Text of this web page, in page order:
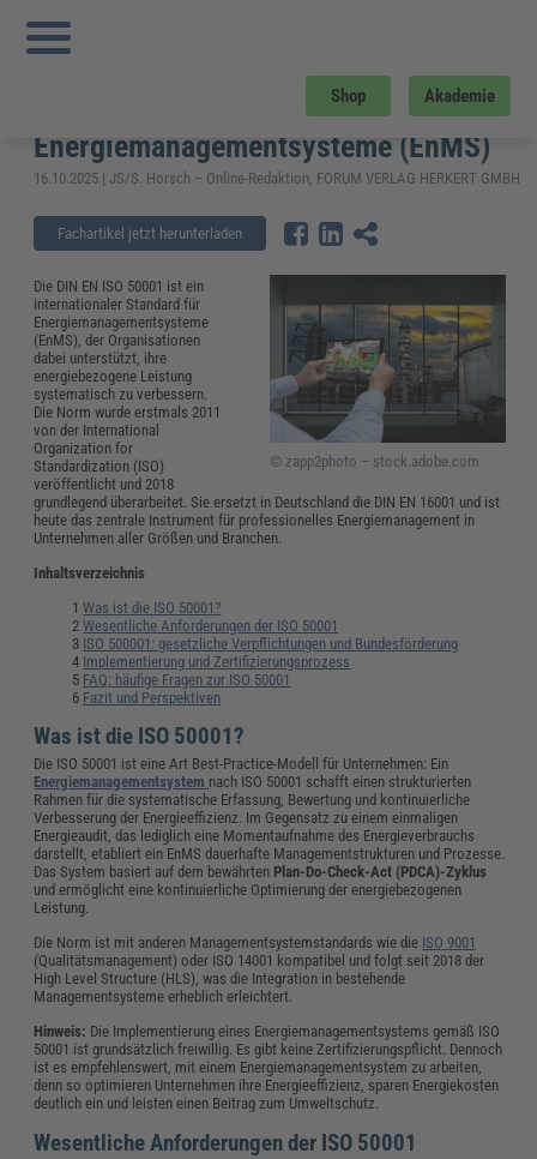
Shop Akademie
Sie sind hier:
internationale Standard für Energiemanagementsysteme (EnMS)
ISO 50001: der internationale
Energiemanagementsysteme (EnMS)
16.10.2025 | JS/S. Horsch – Online-Redaktion, FORUM VERLAG HERKERT GMBH
Fachartikel jetzt herunterladen
© zapp2photo – stock.adobe.com
Die DIN EN ISO 50001 ist ein
internationaler Standard für
Energiemanagementsysteme
(EnMS), der Organisationen
dabei unterstützt, ihre
energiebezogene Leistung
systematisch zu verbessern.
Die Norm wurde erstmals 2011
von der International
Organization for
Standardization (ISO)
veröffentlicht und 2018
grundlegend überarbeitet. Sie ersetzt in Deutschland die DIN EN 16001 und ist
heute das zentrale Instrument für professionelles Energiemanagement in
Unternehmen aller Größen und Branchen.
Inhaltsverzeichnis
Was ist die ISO 50001?
Wesentliche Anforderungen der ISO 50001
ISO 500001: gesetzliche Verpflichtungen und Bundesförderung
Implementierung und Zertifizierungsprozess
FAQ: häufige Fragen zur ISO 50001
Fazit und Perspektiven
Was ist die ISO 50001?
Die ISO 50001 ist eine Art Best-Practice-Modell für Unternehmen: Ein
Energiemanagementsystem nach ISO 50001 schafft einen strukturierten
Rahmen für die systematische Erfassung, Bewertung und kontinuierliche
Verbesserung der Energieeffizienz. Im Gegensatz zu einem einmaligen
Energieaudit, das lediglich eine Momentaufnahme des Energieverbrauchs
darstellt, etabliert ein EnMS dauerhafte Managementstrukturen und Prozesse.
Das System basiert auf dem bewährten Plan-Do-Check-Act (PDCA)-Zyklus
und ermöglicht eine kontinuierliche Optimierung der energiebezogenen
Leistung.
Die Norm ist mit anderen Managementsystemstandards wie die ISO 9001
(Qualitätsmanagement) oder ISO 14001 kompatibel und folgt seit 2018 der
High Level Structure (HLS), was die Integration in bestehende
Managementsysteme erheblich erleichtert.
Hinweis: Die Implementierung eines Energiemanagementsystems gemäß ISO
50001 ist grundsätzlich freiwillig. Es gibt keine Zertifizierungspflicht. Dennoch
ist es empfehlenswert, mit einem Energiemanagementsystem zu arbeiten,
denn so optimieren Unternehmen ihre Energieeffizienz, sparen Energiekosten
deutlich ein und leisten einen Beitrag zum Umweltschutz.
Wesentliche Anforderungen der ISO 50001